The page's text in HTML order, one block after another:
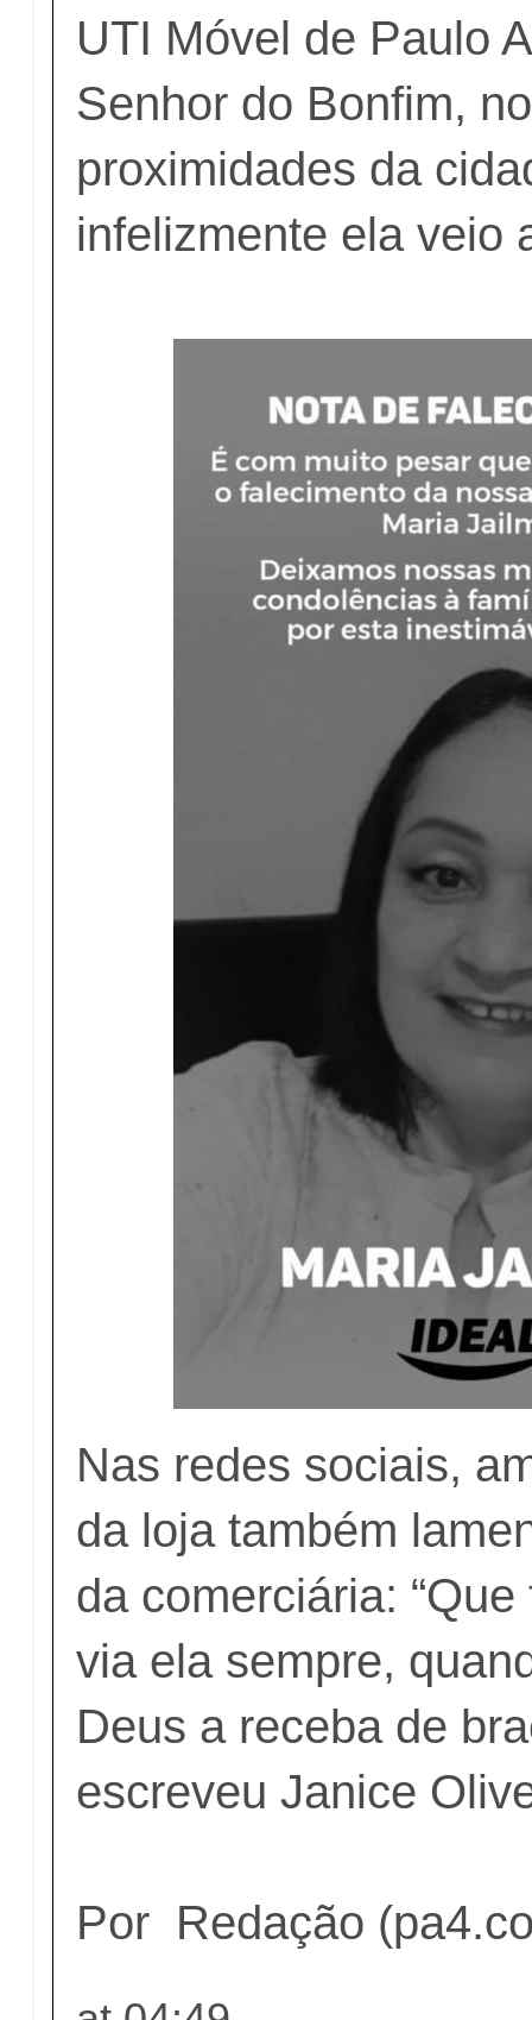
UTI Móvel de Paulo
Senhor do Bonfim,
proximidades da
infelizmente ela veio
Nas redes sociais,
da loja também
da comerciária:
via ela sempre,
Deus a receba de
escreveu Janice
Por Redação